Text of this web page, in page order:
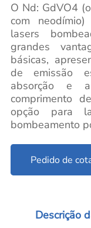
O Nd: GdVO4
com
lasers
grandes
básicas,
de emissão
absorção e
comprimento
opção para
bombeamento
Pedido de
Descrição